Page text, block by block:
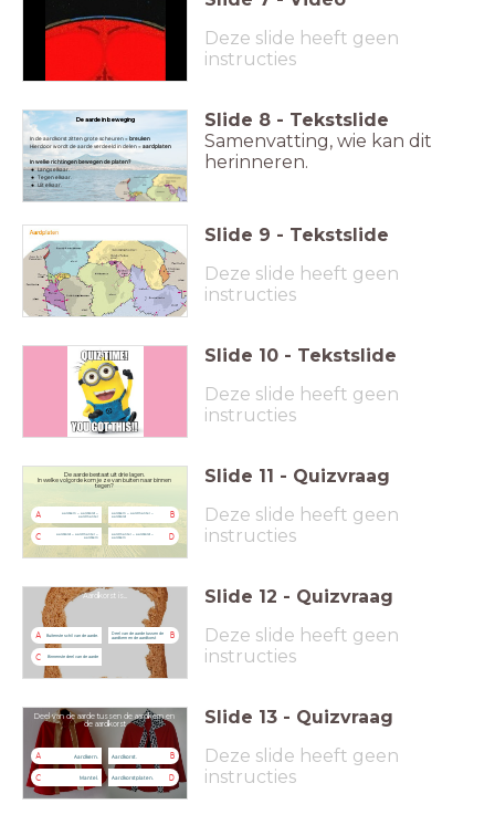
Deze slide heeft geen
instructies
De aarde in beweging
In de aardkorst zitten grote scheuren =breuken
Hierdoor wordt de aarde verdeeld in delen =aardplaten
In welke richtingen bewegen de platen?
Langs elkaar.
Tegen elkaar.
Uit elkaar.
Slide 8 - Tekstslide
Samenvatting, wie kan dit
herinneren.
Slide 9 - Tekstslide
Deze slide heeft geen
instructies
Slide 10 - Tekstslide
Deze slide heeft geen
instructies
De aarde bestaat uit drie lagen.
In welke volgorde kom je ze van buiten naar binnen
tegen?
A aardkern – aardkorst –
aardmantel B
aardkern – aardmantel –
aardkorst
C aardkorst – aardmantel –
aardkern D
aardmantel – aardkorst –
aardkern
Slide 11 - Quizvraag
Deze slide heeft geen
instructies
Aardkorst is...
A Buitenste schil van de aarde. B
Deel van de aarde tussen de
aardkern en de aardkorst
C Binnenste deel van de aarde
Slide 12 - Quizvraag
Deze slide heeft geen
instructies
Deel van de aarde tussen de aardkern en
de aardkorst
A Aardkern. B
Aardkorst.
C Mantel. D
Aardkorstplaten.
Slide 13 - Quizvraag
Deze slide heeft geen
instructies